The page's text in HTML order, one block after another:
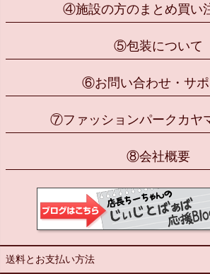
④施設の方のまとめ買い
⑤包装について
⑥お問い合わせ・サポ
⑦ファッションパークカヤ
⑧会社概要
送料とお支払い方法